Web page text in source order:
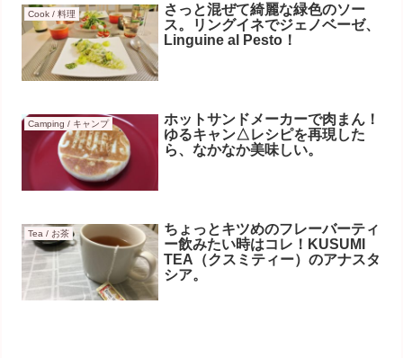
Cook / 料理
さっと混ぜて綺麗な緑色のソー
ス。リングイネでジェノベーゼ、
Linguine al Pesto！
Camping / キャンプ
ホットサンドメーカーで肉まん！
ゆるキャン△レシピを再現した
ら、なかなか美味しい。
Tea / お茶
ちょっとキツめのフレーバーティ
ー飲みたい時はコレ！KUSUMI
TEA（クスミティー）のアナスタ
シア。